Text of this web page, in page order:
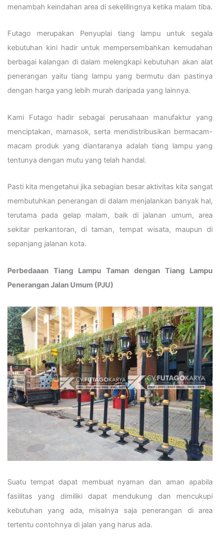
menambah keindahan area di sekelilingnya ketika malam tiba.
Futago merupakan Penyuplai tiang lampu untuk segala
kebutuhan kini hadir untuk mempersembahkan kemudahan
berbagai kalangan di dalam melengkapi kebutuhan akan alat
penerangan yaitu tiang lampu yang bermutu dan pastinya
dengan harga yang lebih murah daripada yang lainnya.
Kami Futago hadir sebagai perusahaan manufaktur yang
menciptakan, mamasok, serta mendistribusikan bermacam-
macam produk yang diantaranya adalah tiang lampu yang
tentunya dengan mutu yang telah handal.
Pasti kita mengetahui jika sebagian besar aktivitas kita sangat
membutuhkan penerangan di dalam menjalankan banyak hal,
terutama pada gelap malam, baik di jalanan umum, area
sekitar perkantoran, di taman, tempat wisata, maupun di
sepanjang jalanan kota.
Perbedaaan Tiang Lampu Taman dengan Tiang Lampu
Penerangan Jalan Umum (PJU)
Suatu tempat dapat membuat nyaman dan aman apabila
fasilitas yang dimiliki dapat mendukung dan mencukupi
kebutuhan yang ada, misalnya saja penerangan di area
tertentu contohnya di jalan yang harus ada.